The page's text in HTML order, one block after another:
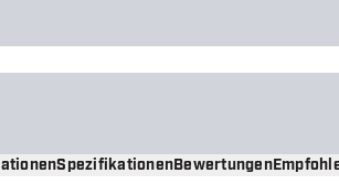
SpezifikationenBewertungen